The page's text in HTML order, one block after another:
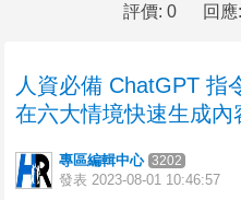
評價: 0
回
人資必備 ChatGPT 指
在六大情境快速生成內
專區編輯中心 3202
發表 2023-08-01 10:46:57